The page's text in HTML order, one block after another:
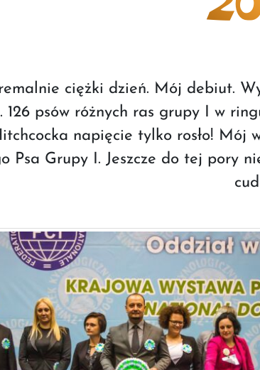
ciężki dzień. Mój debiut.
126 psów różnych ras grupy I w
napięcie tylko rosło! Mój
Psa Grupy I. Jeszcze do tej pory